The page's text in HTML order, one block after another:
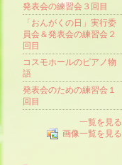
発表会の練習会３回目
「おんがくの日」実行委
員会＆発表会の練習会２
回目
コスモホールのピアノ物
語
発表会のための練習会１
回目
一覧を見る
画像一覧を見る